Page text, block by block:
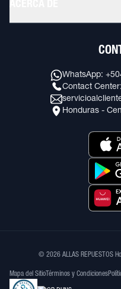
WhatsApp:
Contact
Honduras -
© 2026 ALLAS REPUESTOS
Mapa del Sitio Términos y Condiciones